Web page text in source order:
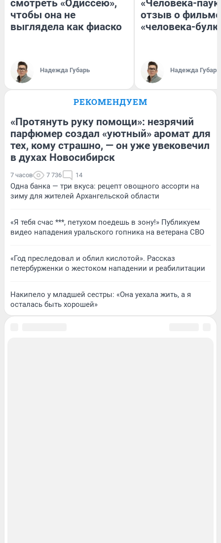
смотреть «Одиссею»,
чтобы она не
выглядела как фиаско
Надежда Губарь
«Человека-
отзыв о
«человека-
Надежда Губарь
РЕКОМЕНДУЕМ
«Протянуть руку помощи»: незрячий
парфюмер создал «уютный» аромат для
тех, кому страшно, — он уже увековечил
в духах Новосибирск
7 часов 7 736 14
Одна банка — три вкуса: рецепт овощного ассорти на
зиму для жителей Архангельской области
«Я тебя счас ***, петухом поедешь в зону!» Публикуем
видео нападения уральского гопника на ветерана СВО
«Год преследовал и облил кислотой». Рассказ
петербурженки о жестоком нападении и реабилитации
Накипело у младшей сестры: «Она уехала жить, а я
осталась быть хорошей»